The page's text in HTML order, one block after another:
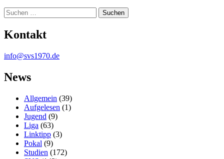
Suche
Kontakt
info@svs1970.de
News
Allgemein (39)
Aufgelesen (1)
Jugend (9)
Liga (63)
Linktipp (3)
Pokal (9)
Studien (172)